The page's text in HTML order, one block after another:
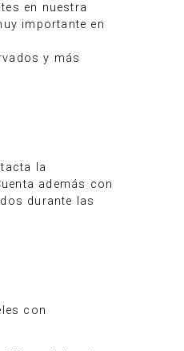
en nuestra
importante en
y más
la
además con
durante las
con